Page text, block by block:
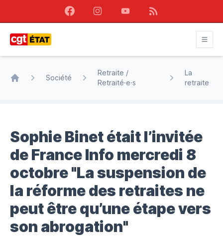
FacebookInstagramYoutubeRSS
Société
Retraite /
Retraité·e·s
La
retraite
Sophie Binet était l’invitée
de France Info mercredi 8
octobre "La suspension de
la réforme des retraites ne
peut être qu’une étape vers
son abrogation"